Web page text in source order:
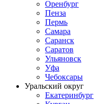
Оренбург
Пенза
Пермь
Самара
Саранск
Саратов
Ульяновск
Уфа
Чебоксары
Уральский округ
Екатеринбург